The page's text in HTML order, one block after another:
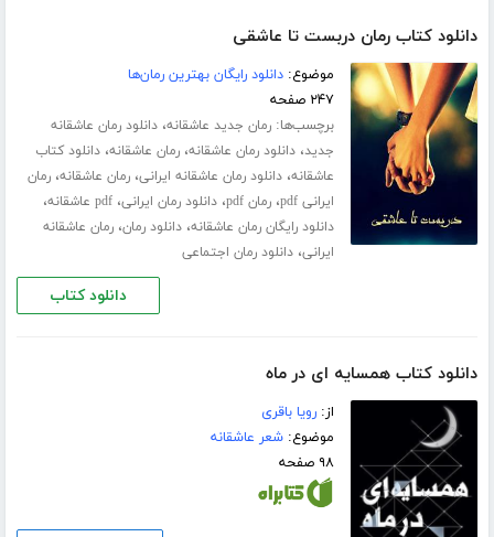
دانلود کتاب رمان دربست تا عاشقی
موضوع:دانلود رایگان بهترین رمان‌ها
۲۴۷ صفحه
برچسب‌ها:رمان جدید عاشقانه،دانلود رمان عاشقانه
جدید،دانلود رمان عاشقانه،رمان عاشقانه،دانلود کتاب
عاشقانه،دانلود رمان عاشقانه ایرانی،رمان عاشقانه،رمان
ایرانی pdf
،رمان pdf ،دانلود رمان ایرانی،pdf عاشقانه ،
دانلود رایگان رمان عاشقانه،دانلود رمان،رمان عاشقانه
ایرانی،دانلود رمان اجتماعی
دانلود کتاب
دانلود کتاب همسایه ای در ماه
از:رویا باقری
موضوع:شعر عاشقانه
۹۸ صفحه